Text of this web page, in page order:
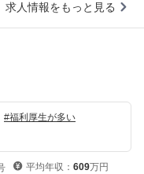
求人情報をもっと見る
#福利厚生が多い
平均年収： 609万円